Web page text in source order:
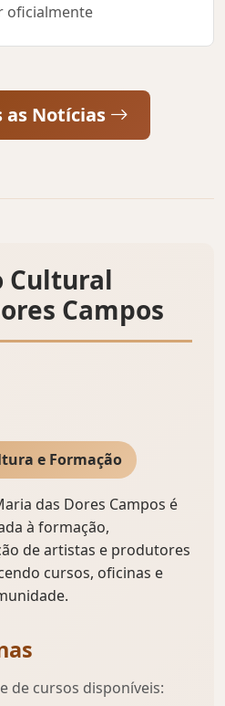
oficialmente
as Notícias
Cultural
Campos
e Formação
das Dores Campos é
à formação,
de artistas e produtores
cursos, oficinas e
de cursos disponíveis: